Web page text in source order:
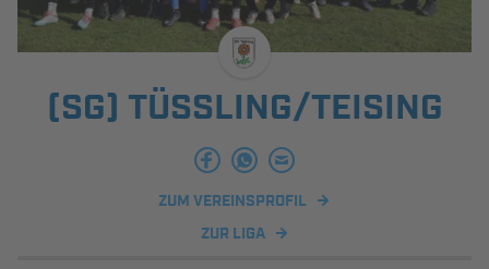
AUSBILDUNG & FÖRDERUNG
INFOTHEK SPIELPLUS
(SG) TÜSSLING/TEISING
ZUM VEREINSPROFIL
ZUR LIGA